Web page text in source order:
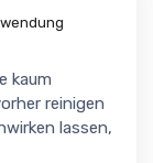
kaum
reinigen
lassen,